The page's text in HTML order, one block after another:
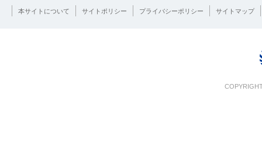
本サイトについて サイトポリシー プライバシーポリシー サイトマップ